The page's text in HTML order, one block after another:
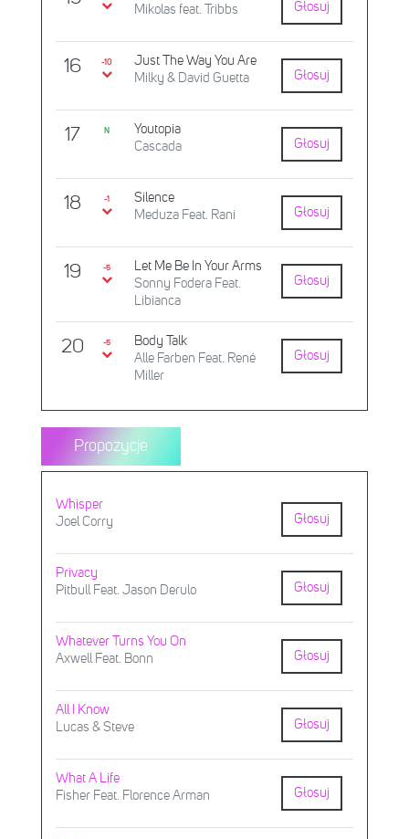
Mikolas feat. Tribbs Głosuj
16 -10
Just The Way You Are
Milky & David Guetta
Głosuj
17 N
Youtopia
Cascada
Głosuj
18 -1
Silence
Meduza Feat. Rani
Głosuj
19 -5
Let Me Be In Your Arms
Sonny Fodera Feat.
Libianca
Głosuj
20 -5
Body Talk
Alle Farben Feat. René
Miller
Głosuj
Propozycje
Whisper
Joel Corry
Głosuj
Privacy
Pitbull Feat. Jason Derulo
Głosuj
Whatever Turns You On
Axwell Feat. Bonn
Głosuj
All I Know
Lucas & Steve
Głosuj
What A Life
Fisher Feat. Florence Arman
Głosuj